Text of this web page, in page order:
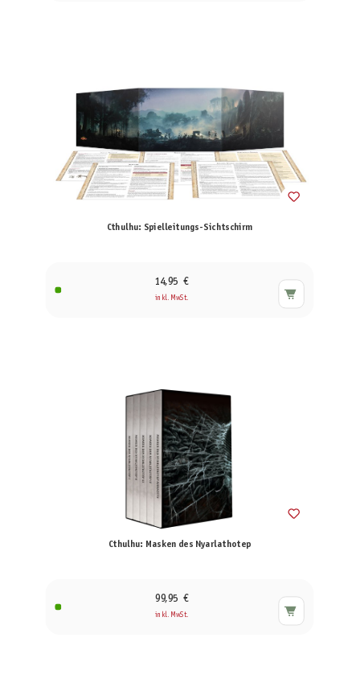
Cthulhu: Spielleitungs-Sichtschirm
14,95 €
inkl. MwSt.
Cthulhu: Masken des Nyarlathotep
99,95 €
inkl. MwSt.